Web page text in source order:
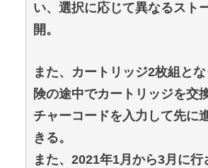
い、選択に応じて異なるスト
開。
また、カートリッジ2枚組と
険の途中でカートリッジを交
チャーコードを入力して先に
きる。
また、2021年1月から3月に行